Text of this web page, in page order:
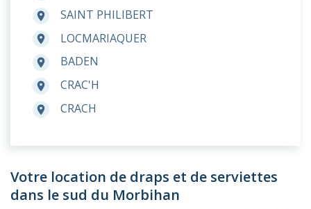
room SAINT PHILIBERT
room LOCMARIAQUER
room BADEN
room CRAC'H
room CRACH
Votre location de draps et de serviettes
dans le sud du Morbihan